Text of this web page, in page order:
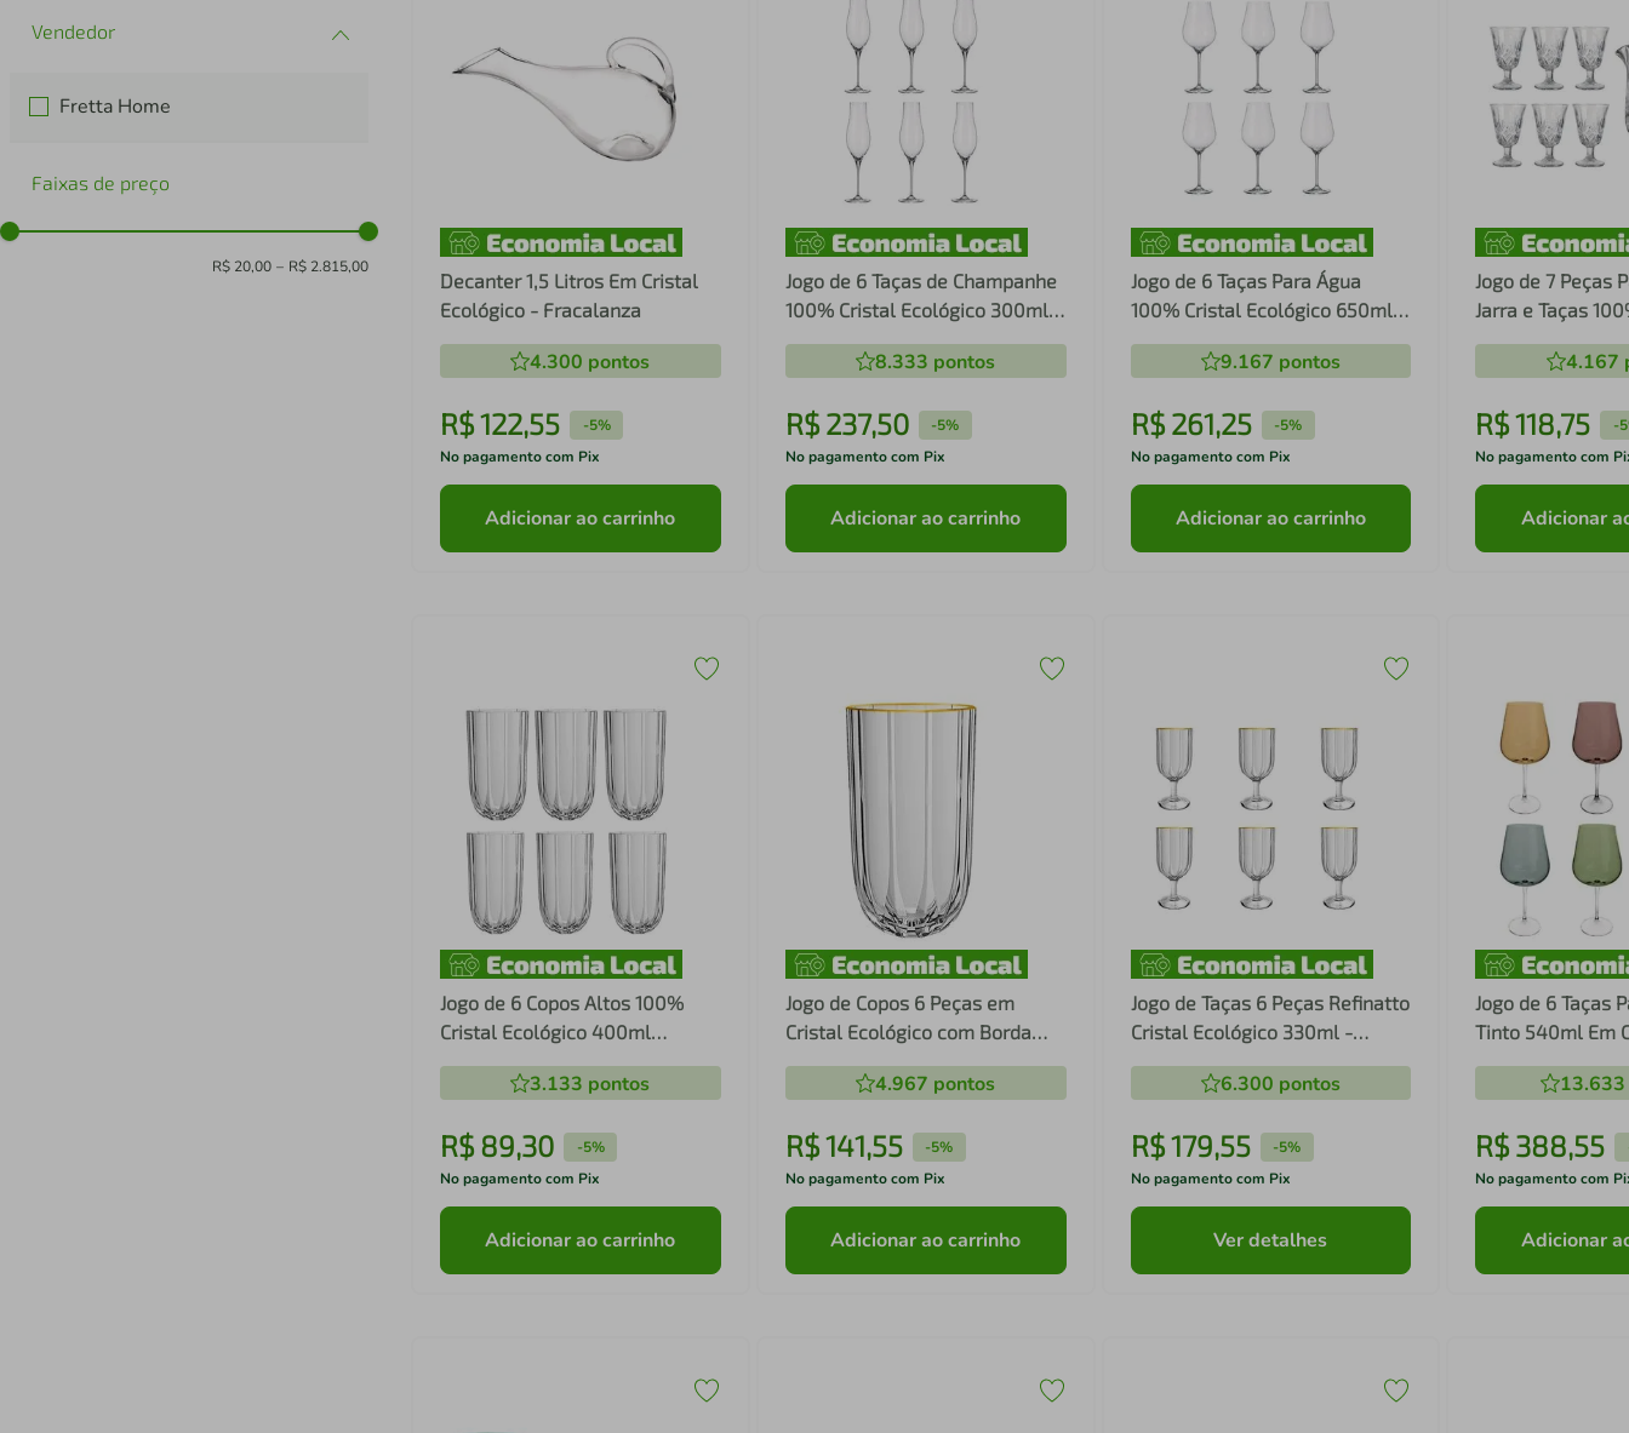
Inox
Fretta Home
Faixas de preço
R$ 20,00 – R$ 2.815,00
Decanter 1,5 Litros Em Cristal
Ecológico - Fracalanza
4.300 pontos
R$122,55 -5%
No pagamento com Pix
Adicionar ao carrinho
Jogo de 6 Taças de Champanhe
100% Cristal Ecológico 300ml
Limosa - Bohemia
8.333 pontos
R$ 237,50 -5%
No pagamento com Pix
Adicionar ao carrinho
Jogo de 6 Taças Para Água
100% Cristal Ecológico 650ml
Limosa - Bohemia
9.167 pontos
R$ 261,25 -5%
No pagamento com Pix
Adicionar ao carrinho
Jogo de 7 Peças
Jarra e Taças
Ecológico -
4.167
R$118,75 -
No pagamento com
Adicionar
Jogo de 6 Copos Altos 100%
Cristal Ecológico 400ml
Refinatto - L'Hermitage
3.133 pontos
R$ 89,30 -5%
No pagamento com Pix
Adicionar ao carrinho
Jogo de Copos 6 Peças em
Cristal Ecológico com Borda
400ml - L'Hermitage
4.967 pontos
R$141,55 -5%
No pagamento com Pix
Adicionar ao carrinho
Jogo de Taças 6 Peças Refinatto
Cristal Ecológico 330ml -
L'Hermitage
6.300 pontos
R$179,55 -5%
No pagamento com Pix
Ver detalhes
Jogo de 6 Taças
Tinto 540ml Em
Boemia
13.633
R$388,55
No pagamento com
Adicionar